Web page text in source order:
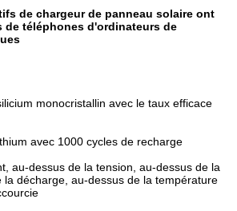
de chargeur de panneau solaire ont
de téléphones d'ordinateurs de
monocristallin avec le taux efficace
avec 1000 cycles de recharge
au-dessus de la tension, au-dessus de la
la décharge, au-dessus de la température